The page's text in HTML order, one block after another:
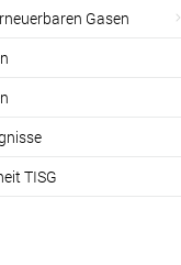
Gasen
TISG